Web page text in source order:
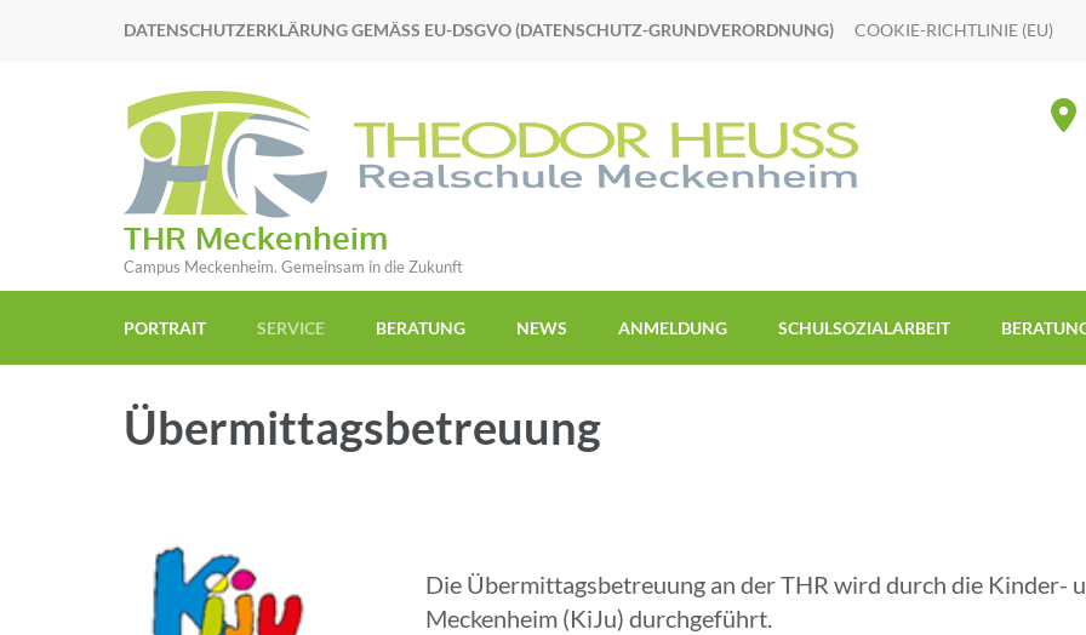
DATENSCHUTZERKLÄRUNG GEMÄSS EU-DSGVO (DATENSCHUTZ-GRUNDVERORDNUNG) COOKIE-RICHTLINIE (EU)
THR Meckenheim
Campus Meckenheim. Gemeinsam in die Zukunft
PORTRAIT SERVICE BERATUNG NEWS ANMELDUNG SCHULSOZIALARBEIT
Übermittagsbetreuung
Die Übermittagsbetreuung an der THR wird durch die Kinder-
Meckenheim (KiJu) durchgeführt.